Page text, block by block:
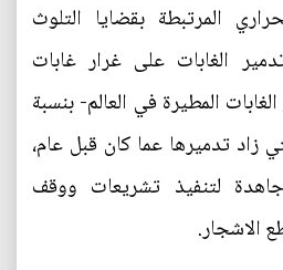
المرتبطة بقضايا التلوث
الغابات على غرار غابات
الغابات المطيرة في العالم- بنسبة
في 2015، التي زاد تدميرها عما كان قبل عام،
لتنفيذ تشريعات ووقف
الاشجار.